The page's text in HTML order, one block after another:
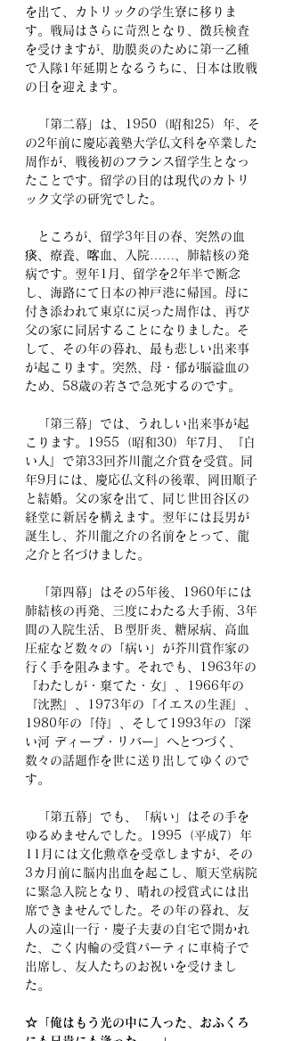
を出て、カトリックの学生寮に移りま
す。戦局はさらに苛烈となり、徴兵検査
を受けますが、肋膜炎のために第一乙種
で入隊1年延期となるうちに、日本は敗戦
の日を迎えます。
「第二幕」は、1950（昭和25）年、そ
の2年前に慶応義塾大学仏文科を卒業した
周作が、戦後初のフランス留学生となっ
たことです。留学の目的は現代のカトリ
ック文学の研究でした。
ところが、留学3年目の春、突然の血
痰、療養、喀血、入院……、肺結核の発
病です。翌年1月、留学を2年半で断念
し、海路にて日本の神戸港に帰国。母に
付き添われて東京に戻った周作は、再び
父の家に同居することになりました。そ
して、その年の暮れ、最も悲しい出来事
が起こります。突然、母・郁が脳溢血の
ため、58歳の若さで急死するのです。
「第三幕」では、うれしい出来事が起
こります。1955（昭和30）年7月、『白
い人』で第33回芥川龍之介賞を受賞。同
年9月には、慶応仏文科の後輩、岡田順子
と結婚。父の家を出て、同じ世田谷区の
経堂に新居を構えます。翌年には長男が
誕生し、芥川龍之介の名前をとって、龍
之介と名づけました。
「第四幕」はその5年後、1960年には
肺結核の再発、三度にわたる大手術、3年
間の入院生活、Ｂ型肝炎、糖尿病、高血
圧症など数々の「病い」が芥川賞作家の
行く手を阻みます。それでも、1963年の
『わたしが・棄てた・女』、1966年の
『沈黙』、1973年の『イエスの生涯』、
1980年の『侍』、そして1993年の『深
い河 ディープ・リバー』へとつづく、
数々の話題作を世に送り出してゆくので
す。
「第五幕」でも、「病い」はその手を
ゆるめませんでした。1995（平成7）年
11月には文化勲章を受章しますが、その
3カ月前に脳内出血を起こし、順天堂病院
に緊急入院となり、晴れの授賞式には出
席できませんでした。その年の暮れ、友
人の遠山一行・慶子夫妻の自宅で開かれ
た、ごく内輪の受賞パーティに車椅子で
出席し、友人たちのお祝いを受けまし
た。
☆「俺はもう光の中に入った、おふくろ